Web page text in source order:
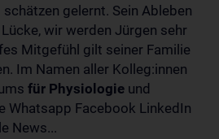
gelernt. Sein Ableben
wir werden Jürgen sehr
Mitgefühl gilt seiner Familie
Im Namen aller Kolleg:innen
für Physiologie und
Whatsapp Facebook LinkedIn
News...